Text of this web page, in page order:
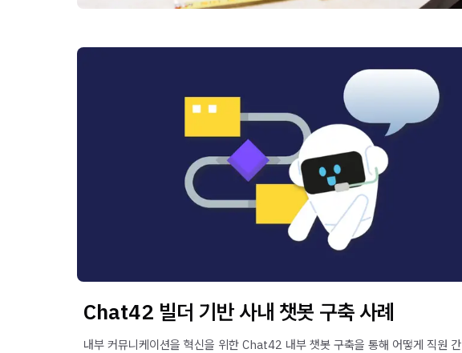
Chat42 빌더 기반 사내 챗봇 구축 사례
내부 커뮤니케이션을 혁신을 위한 Chat42 내부 챗봇 구축을 통해 어떻게 직원 간